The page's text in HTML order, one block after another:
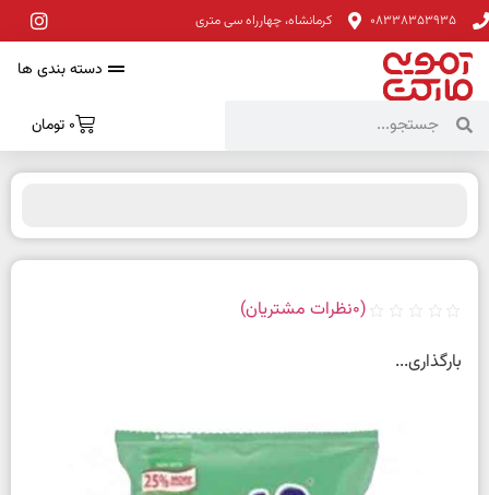
08338353935 کرمانشاه، چهارراه سی متری
دسته بندی ها
0 تومان
(
0نظرات مشتریان)
بارگذاری...